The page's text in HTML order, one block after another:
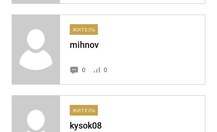
ЖИТЕЛЬ
mihnov
0 0
ЖИТЕЛЬ
kysok08